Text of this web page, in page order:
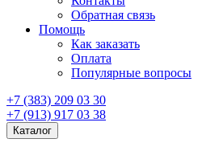
Обратная связь
Помощь
Как заказать
Оплата
Популярные вопросы
+7 (383) 209 03 30
+7 (913) 917 03 38
Каталог